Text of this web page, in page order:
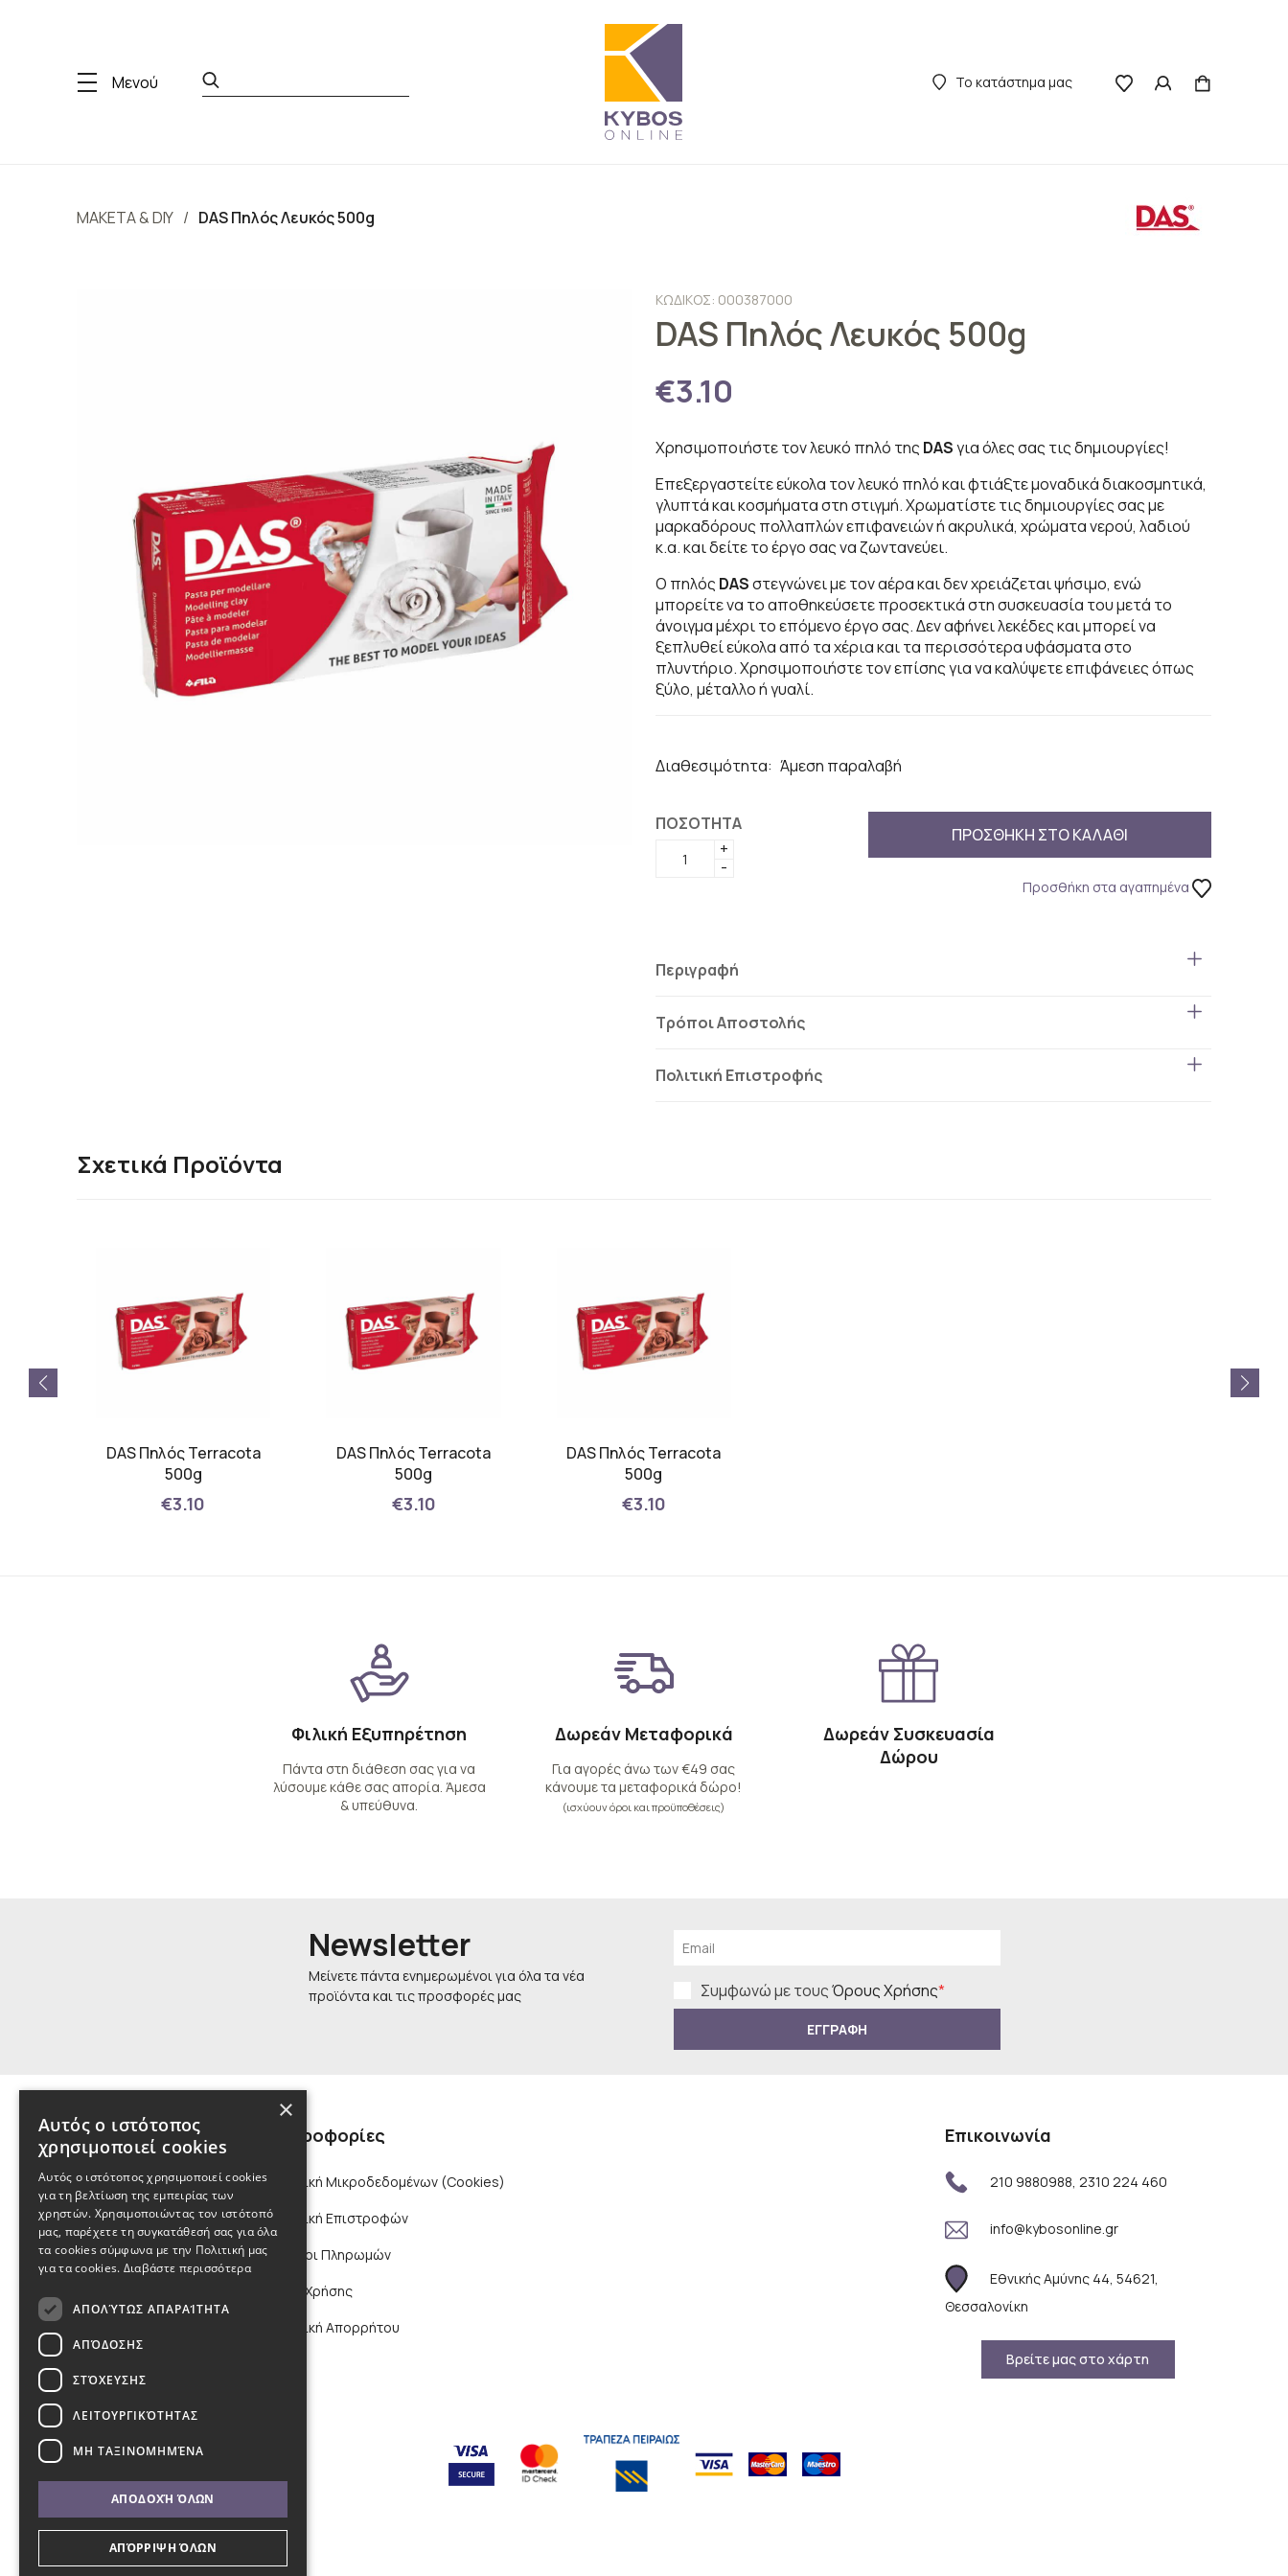
Μενού Το κατάστημα μας
ΜΑΚΕΤΑ & DIY DAS Πηλός Λευκός 500g
ΚΩΔΙΚΟΣ: 000387000
DAS Πηλός Λευκός 500g
€3.10
Χρησιμοποιήστε τον λευκό πηλό της DASγια όλες σας τις δημιουργίες!
Επεξεργαστείτε εύκολα τον λευκό πηλό και φτιάξτε μοναδικά διακοσμητικά,
γλυπτά και κοσμήματα στη στιγμή. Χρωματίστε τις δημιουργίες σας με
μαρκαδόρους πολλαπλών επιφανειών ή ακρυλικά, χρώματα νερού, λαδιού
κ.α. και δείτε το έργο σας να ζωντανεύει.
Ο πηλός DASστεγνώνει με τον αέρα και δεν χρειάζεται ψήσιμο, ενώ
μπορείτε να το αποθηκεύσετε προσεκτικά στη συσκευασία του μετά το
άνοιγμα μέχρι το επόμενο έργο σας. Δεν αφήνει λεκέδες και μπορεί να
ξεπλυθεί εύκολα από τα χέρια και τα περισσότερα υφάσματα στο
πλυντήριο. Χρησιμοποιήστε τον επίσης για να καλύψετε επιφάνειες όπως
ξύλο, μέταλλο ή γυαλί.
Διαθεσιμότητα: Άμεση παραλαβή
ΠΟΣΟΤΗΤΑ
+
-
ΠΡΟΣΘΗΚΗ ΣΤΟ ΚΑΛΑΘΙ
Προσθήκη στα αγαπημένα
Περιγραφή
Τρόποι Αποστολής
Πολιτική Επιστροφής
Σχετικά Προϊόντα
DAS Πηλός Terracota
500g
€3.10
DAS Πηλός Terracota
500g
€3.10
DAS Πηλός Terracota
500g
€3.10
Φιλική Εξυπηρέτηση
Πάντα στη διάθεση σας για να
λύσουμε κάθε σας απορία. Άμεσα
& υπεύθυνα.
Δωρεάν Μεταφορικά
Για αγορές άνω των €49 σας
κάνουμε τα μεταφορικά δώρο!
(ισχύουν όροι και προϋποθέσεις)
Δωρεάν Συσκευασία
Δώρου
Newsletter
Μείνετε πάντα ενημερωμένοι για όλα τα νέα
προϊόντα και τις προσφορές μας
Συμφωνώ με τουςΌρους Χρήσης*
ΕΓΓΡΑΦΗ
Πληροφορίες
Πολιτική Μικροδεδομένων (Cookies)
Πολιτική Επιστροφών
Τρόποι Πληρωμών
Όροι Χρήσης
Πολιτική Απορρήτου
Επικοινωνία
210 9880988, 2310 224 460
info@kybosonline.gr
Εθνικής Αμύνης 44, 54621,
Θεσσαλονίκη
Βρείτε μας στο χάρτη
×
Αυτός ο ιστότοπος
χρησιμοποιεί cookies
Αυτός ο ιστότοπος χρησιμοποιεί cookies
για τη βελτίωση της εμπειρίας των
χρηστών. Χρησιμοποιώντας τον ιστότοπό
μας, παρέχετε τη συγκατάθεσή σας για όλα
τα cookies σύμφωνα με την Πολιτική μας
για τα cookies. Διαβάστε περισσότερα
ΑΠΟΛΎΤΩΣ ΑΠΑΡΑΊΤΗΤΑ
ΑΠΌΔΟΣΗΣ
ΣΤΌΧΕΥΣΗΣ
ΛΕΙΤΟΥΡΓΙΚΌΤΗΤΑΣ
ΜΗ ΤΑΞΙΝΟΜΗΜΈΝΑ
ΑΠΟΔΟΧΉ ΌΛΩΝ
ΑΠΌΡΡΙΨΗ ΌΛΩΝ